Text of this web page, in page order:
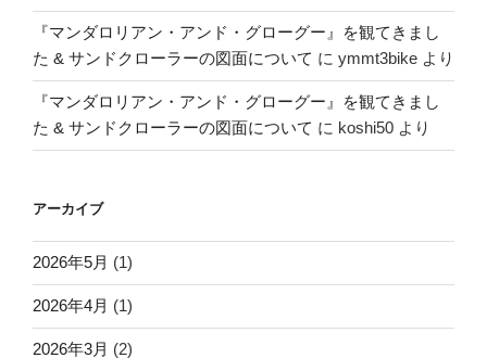
『マンダロリアン・アンド・グローグー』を観てきまし
た & サンドクローラーの図面について に ymmt3bike より
『マンダロリアン・アンド・グローグー』を観てきまし
た & サンドクローラーの図面について に koshi50 より
アーカイブ
2026年5月 (1)
2026年4月 (1)
2026年3月 (2)